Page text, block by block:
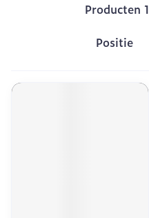
Producten 1
Sorteer op: